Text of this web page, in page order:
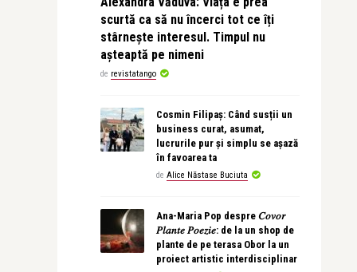
scurtă ca să nu încerci tot ce îți
stârnește interesul. Timpul nu
așteaptă pe nimeni
de revistatango
Cosmin Filipaș: Când susții un
business curat, asumat,
lucrurile pur și simplu se așază
în favoarea ta
de Alice Năstase Buciuta
Ana-Maria Pop despre 𝐶𝑜𝑣𝑜𝑟
𝑃𝑙𝑎𝑛𝑡𝑒 𝑃𝑜𝑒𝑧𝑖𝑒: de la un shop de
plante de pe terasa Obor la un
proiect artistic interdisciplinar